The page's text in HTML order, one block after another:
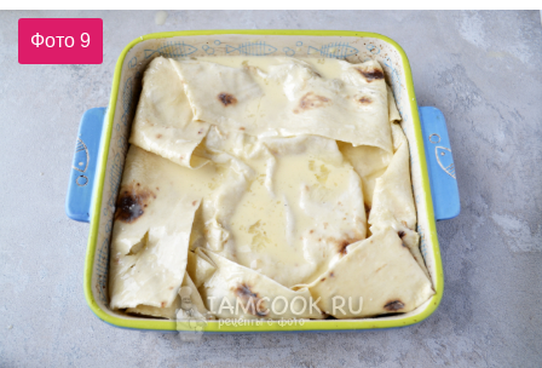
Фото 9